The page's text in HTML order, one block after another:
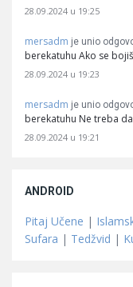
28.09.2024 u 19:25
mersadm je unio
berekatuhu Ako se
28.09.2024 u 19:23
mersadm je unio
berekatuhu Ne treba
28.09.2024 u 19:21
ANDROID
Pitaj Učene |
Sufara | Tedžvid |